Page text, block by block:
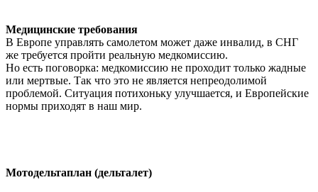
Медицинские требования
В Европе управлять самолетом может даже инвалид, в СНГ
же требуется пройти реальную медкомиссию.
Но есть поговорка: медкомиссию не проходит только жадные
или мертвые. Так что это не является непреодолимой
проблемой. Ситуация потихоньку улучшается, и Европейские
нормы приходят в наш мир.
Мотодельтаплан (дельталет)